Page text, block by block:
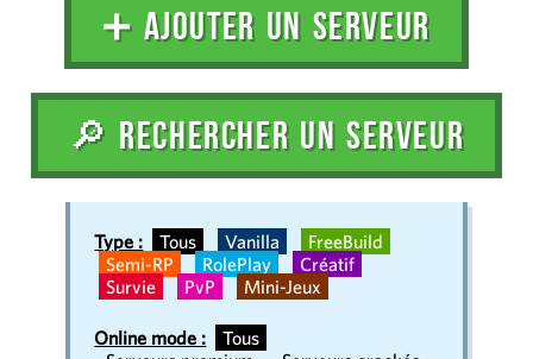
➕ AJOUTER UN SERVEUR
🔎 RECHERCHER UN SERVEUR
Type : Tous Vanilla
FreeBuild
Semi-RP
RolePlay
Créatif
Survie
PvP Mini-Jeux
Online mode :
Tous